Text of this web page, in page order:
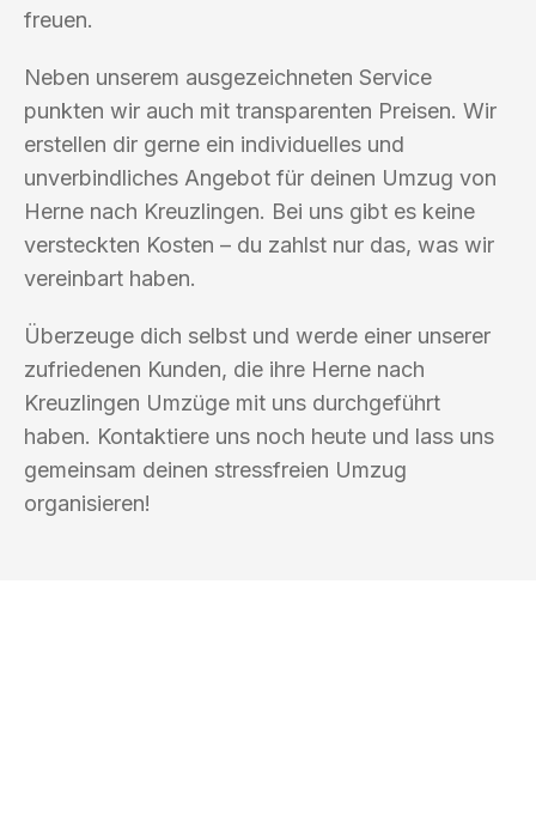
freuen.
Neben unserem ausgezeichneten Service
punkten wir auch mit transparenten Preisen. Wir
erstellen dir gerne ein individuelles und
unverbindliches Angebot für deinen Umzug von
Herne nach Kreuzlingen. Bei uns gibt es keine
versteckten Kosten – du zahlst nur das, was wir
vereinbart haben.
Überzeuge dich selbst und werde einer unserer
zufriedenen Kunden, die ihre Herne nach
Kreuzlingen Umzüge mit uns durchgeführt
haben. Kontaktiere uns noch heute und lass uns
gemeinsam deinen stressfreien Umzug
organisieren!